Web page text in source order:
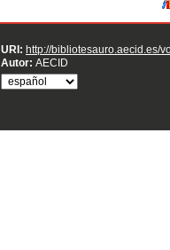
URI: http://bibliotesauro.aecid.es/
Autor: AECID